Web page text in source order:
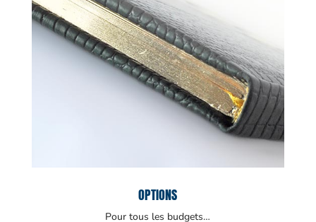
OPTIONS
Pour tous les budgets…